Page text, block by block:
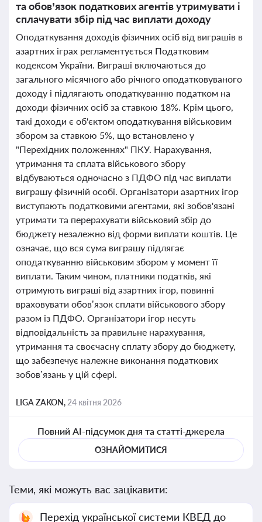
та обов’язок податкових агентів утримувати і
сплачувати збір під час виплати доходу
Оподаткування доходів фізичних осіб від виграшів в
азартних іграх регламентується Податковим
кодексом України. Виграші включаються до
загального місячного або річного оподатковуваного
доходу і підлягають оподаткуванню податком на
доходи фізичних осіб за ставкою 18%. Крім цього,
такі доходи є об'єктом оподаткування військовим
збором за ставкою 5%, що встановлено у
"Перехідних положеннях" ПКУ. Нарахування,
утримання та сплата військового збору
відбуваються одночасно з ПДФО під час виплати
виграшу фізичній особі. Організатори азартних ігор
виступають податковими агентами, які зобов'язані
утримати та перерахувати військовий збір до
бюджету незалежно від форми виплати коштів. Це
означає, що вся сума виграшу підлягає
оподаткуванню військовим збором у момент її
виплати. Таким чином, платники податків, які
отримують виграші від азартних ігор, повинні
враховувати обов’язок сплати військового збору
разом із ПДФО. Організатори ігор несуть
відповідальність за правильне нарахування,
утримання та своєчасну сплату збору до бюджету,
що забезпечує належне виконання податкових
зобов’язань у цій сфері.
LIGA ZAKON, 24 квітня 2026
Повний AI-підсумок дня та статті-джерела
ОЗНАЙОМИТИСЯ
Теми, які можуть вас зацікавити:
Перехід української системи КВЕД до